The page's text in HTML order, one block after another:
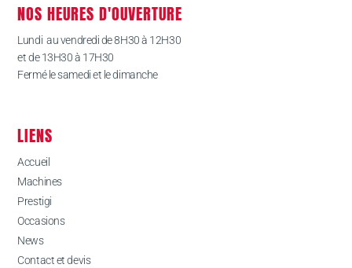
NOS HEURES D'OUVERTURE
Lundi au vendredi de 8H30 à 12H30
et de 13H30 à 17H30
Fermé le samedi et le dimanche
LIENS
Accueil
Machines
Prestigi
Occasions
News
Contact et devis